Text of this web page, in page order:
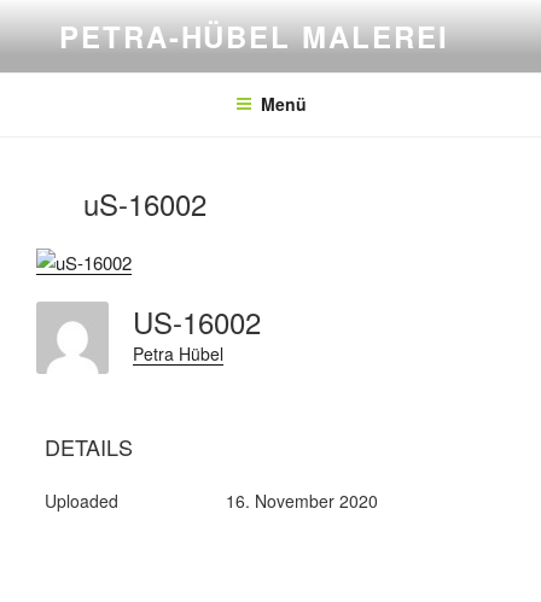
springen
PETRA-HÜBEL MALEREI
Menü
uS-16002
US-16002
Petra Hübel
DETAILS
Uploaded 16. November 2020